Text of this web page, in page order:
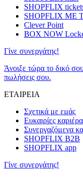
SHOPFLIX
SHOPFLIX ΜΕ
Clever Point
BOX NOW
Γίνε συνεργάτης!
Άνοιξε τώρα το δικό
πωλήσεις σου.
ΕΤΑΙΡΕΙΑ
Σχετικά με εμάς
Ευκαιρίες
Συνεργαζόμενα
SHOPFLIX B2B
SHOPFLIX app
Γίνε συνεργάτης!